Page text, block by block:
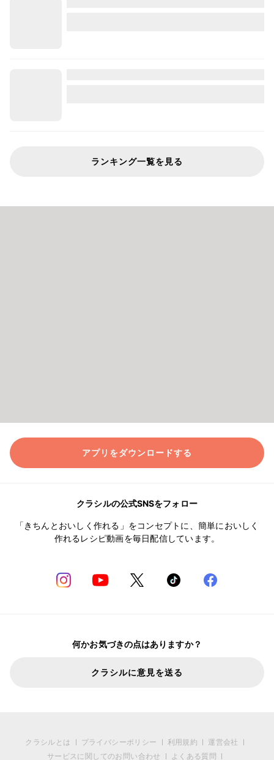
ランキング一覧を見る
アプリをダウンロードする
クラシルの公式SNSをフォロー
「きちんとおいしく作れる」をコンセプトに、簡単においしく
作れるレシピ動画を毎日配信しています。
何かお気づきの点はありますか？
クラシルに意見を送る
クラシルとは プライバシーポリシー 利用規約
運営会社
サービスに関してのお問い合わせ
よくある質問